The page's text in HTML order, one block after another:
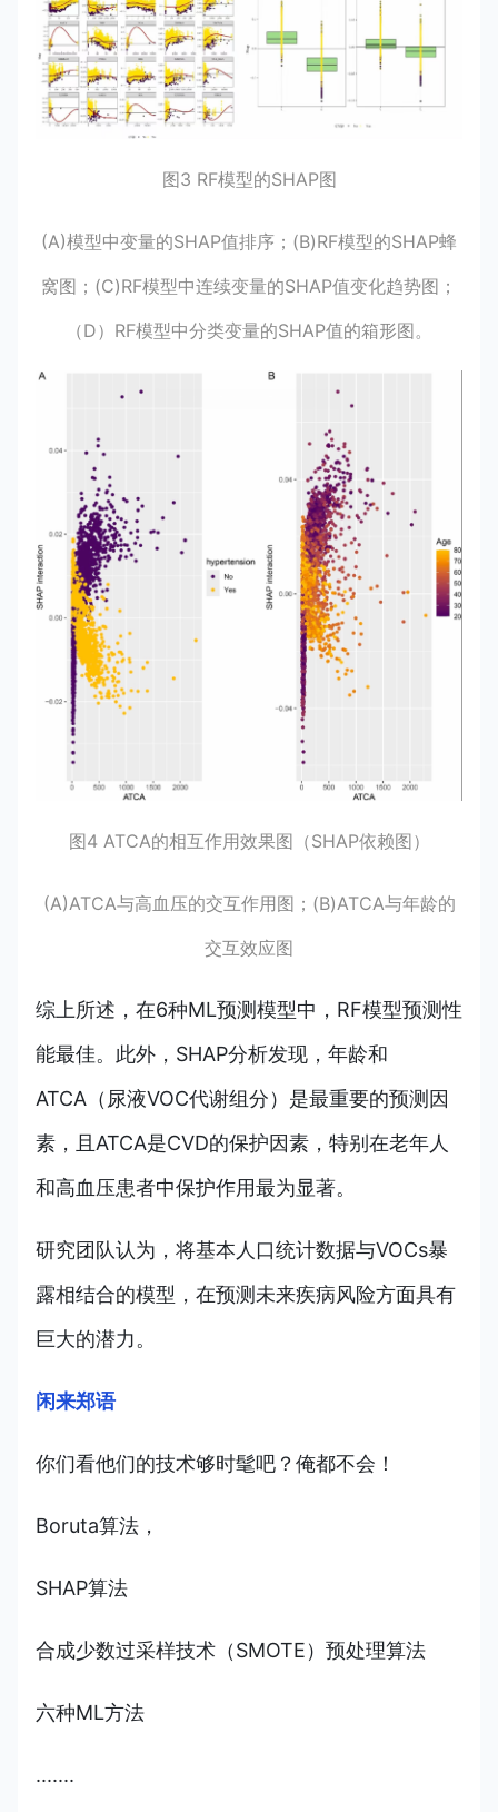
图3 RF模型的SHAP图
(A)模型中变量的SHAP值排序；(B)RF模型的SHAP蜂
窝图；(C)RF模型中连续变量的SHAP值变化趋势图；
（D）RF模型中分类变量的SHAP值的箱形图。
图4 ATCA的相互作用效果图（SHAP依赖图）
(A)ATCA与高血压的交互作用图；(B)ATCA与年龄的
交互效应图
综上所述，在6种ML预测模型中，RF模型预测性
能最佳。此外，SHAP分析发现，年龄和
ATCA（尿液VOC代谢组分）是最重要的预测因
素，且ATCA是CVD的保护因素，特别在老年人
和高血压患者中保护作用最为显著。
研究团队认为，将基本人口统计数据与VOCs暴
露相结合的模型，在预测未来疾病风险方面具有
巨大的潜力。
闲来郑语
你们看他们的技术够时髦吧？俺都不会！
Boruta算法，
SHAP算法
合成少数过采样技术（SMOTE）预处理算法
六种ML方法
.......